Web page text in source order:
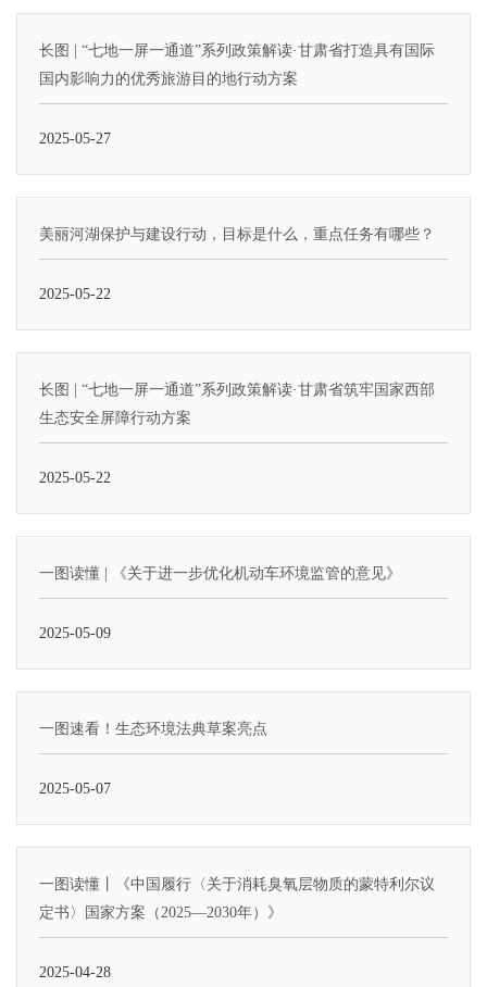
长图 | “七地一屏一通道”系列政策解读·甘肃省打造具有国际
国内影响力的优秀旅游目的地行动方案
2025-05-27
美丽河湖保护与建设行动，目标是什么，重点任务有哪些？
2025-05-22
长图 | “七地一屏一通道”系列政策解读·甘肃省筑牢国家西部
生态安全屏障行动方案
2025-05-22
一图读懂 | 《关于进一步优化机动车环境监管的意见》
2025-05-09
一图速看！生态环境法典草案亮点
2025-05-07
一图读懂丨《中国履行〈关于消耗臭氧层物质的蒙特利尔议
定书〉国家方案（2025—2030年）》
2025-04-28